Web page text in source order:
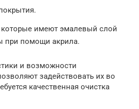
которые имеют эмалевый слой
при помощи акрила.
и возможности
задействовать их во
качественная очистка